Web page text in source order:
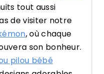
tout aussi
de visiter notre
, où chaque
son bonheur.
pilou bébé